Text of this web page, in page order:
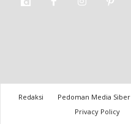
Redaksi Pedoman Media Siber
Privacy Policy